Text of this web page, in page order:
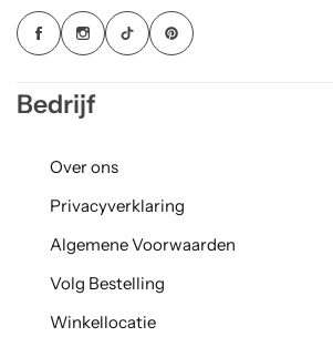
Bedrijf
Over ons
Privacyverklaring
Algemene Voorwaarden
Volg Bestelling
Winkellocatie